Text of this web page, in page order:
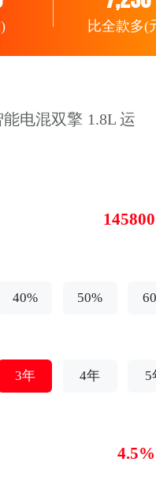
比全款多(
电混双擎 1.8L 运
40% 50%
3年 4年 5